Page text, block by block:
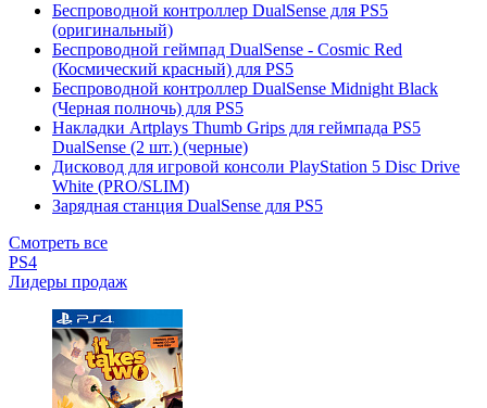
Беспроводной контроллер DualSense для PS5
(оригинальный)
Беспроводной геймпад DualSense - Cosmic Red
(Космический красный) для PS5
Беспроводной контроллер DualSense Midnight Black
(Черная полночь) для PS5
Накладки Artplays Thumb Grips для геймпада PS5
DualSense (2 шт.) (черные)
Дисковод для игровой консоли PlayStation 5 Disc Drive
White (PRO/SLIM)
Зарядная станция DualSense для PS5
Смотреть все
PS4
Лидеры продаж